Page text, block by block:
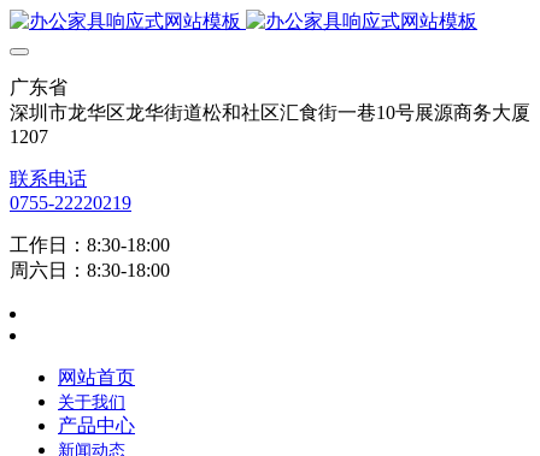
广东省
深圳市龙华区龙华街道松和社区汇食街一巷10号展源商务大厦
1207
联系电话
0755-22220219
工作日：8:30-18:00
周六日：8:30-18:00
网站首页
关于我们
产品中心
新闻动态